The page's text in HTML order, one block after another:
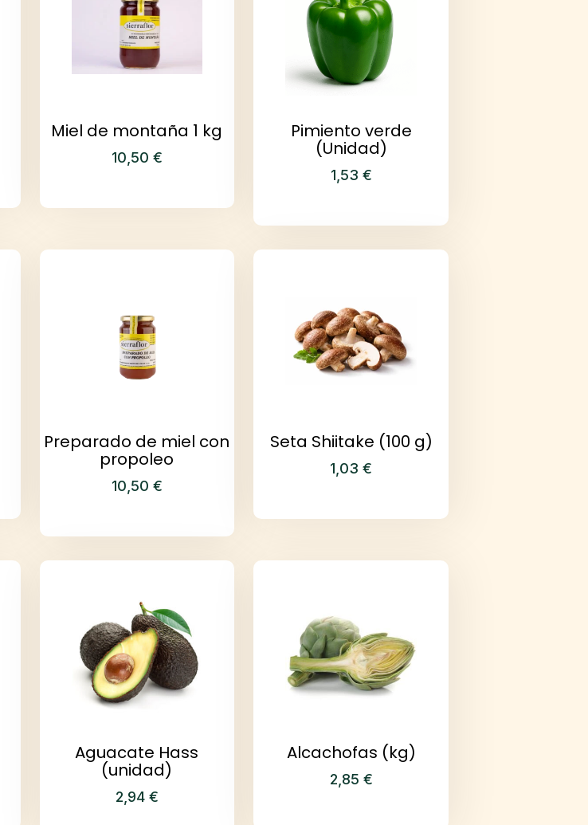
Miel de montaña 1 kg
10,50 €
Pimiento verde
(Unidad)
1,53 €
Preparado de miel con
propoleo
10,50 €
Seta Shiitake (100 g)
1,03€
Aguacate Hass
(unidad)
2,94 €
Alcachofas (kg)
2,85 €